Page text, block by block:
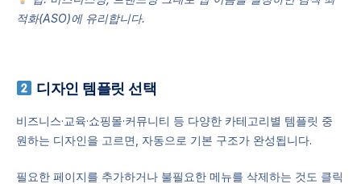
적화(ASO)에 유리합니다.
디자인 템플릿 선택
비즈니스·교육·쇼핑몰·커뮤니티 등 다양한 카테고리별 템플릿 중
원하는 디자인을 고르면, 자동으로 기본 구조가 완성됩니다.
필요한 페이지를 추가하거나 불필요한 메뉴를 삭제하는 것도 클릭